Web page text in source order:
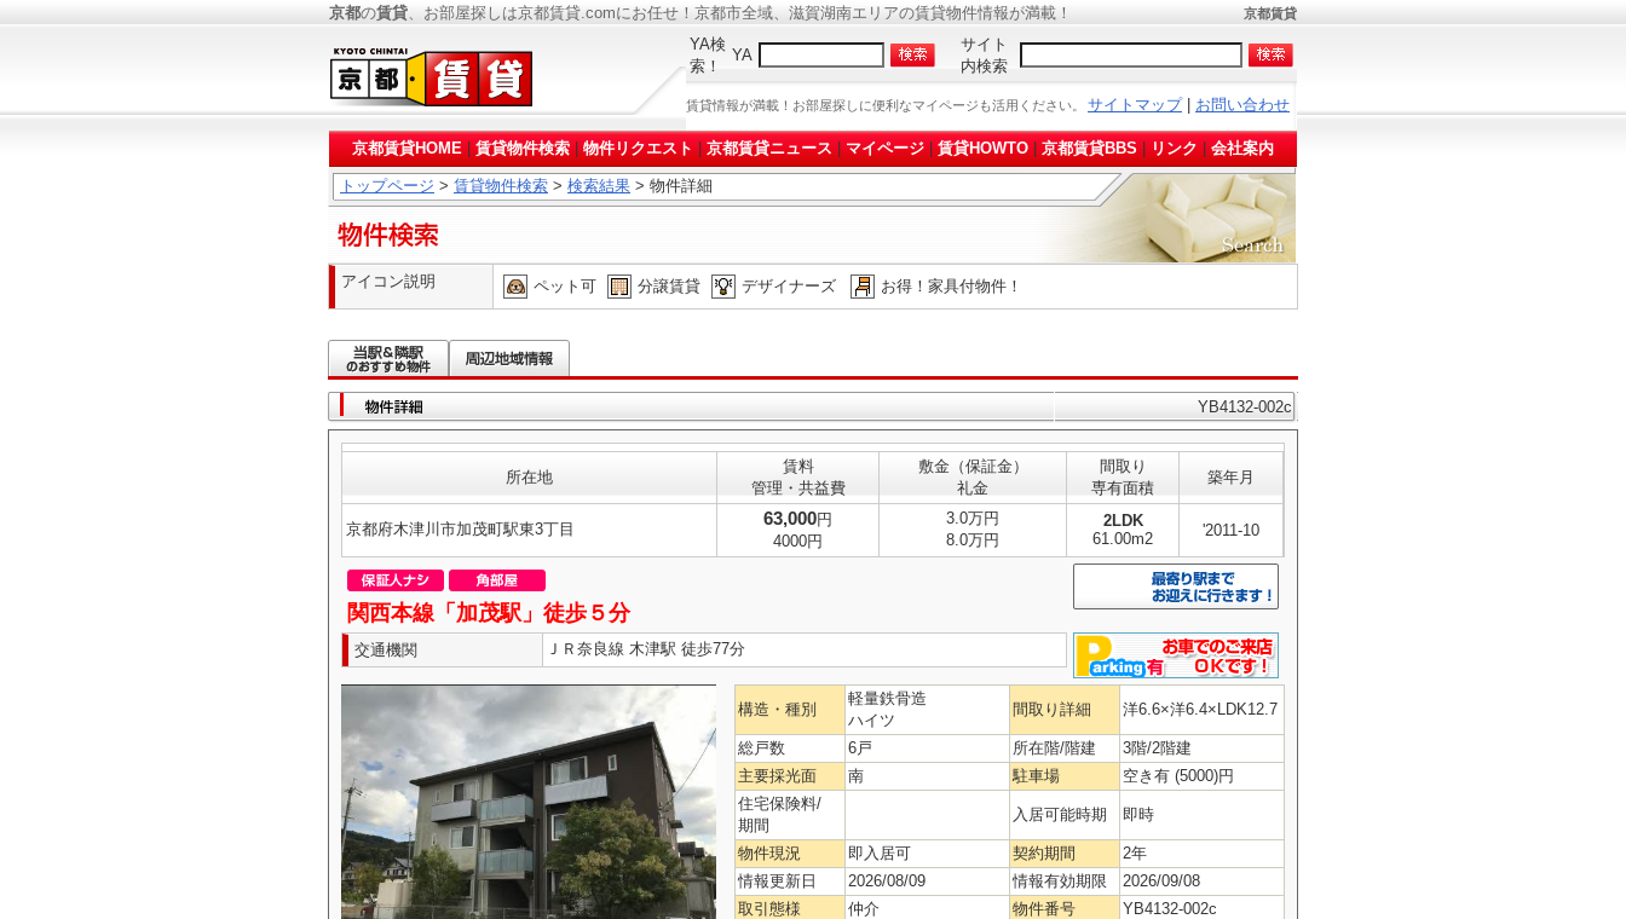
京都の賃貸、お部屋探しは京都賃貸.comにお任せ！京都市全域、滋賀湖南エリアの賃貸物件情報が満載！ 京都賃貸
YA検
索！
YA
サイト
内検索
賃貸情報が満載！お部屋探しに便利なマイページも活用ください。 サイトマップ| お問い合わせ
京都賃貸HOME 賃貸物件検索 物件リクエスト 京都賃貸ニュース マイページ 賃貸HOWTO 京都賃貸BBS リンク 会社案内
トップページ > 賃貸物件検索 > 検索結果 > 物件詳細
アイコン説明 ペット可 分譲賃貸 デザイナーズ お得！家具付物件！
YB4132-002c
所在地
賃料
管理・共益費
敷金（保証金）
礼金
間取り
専有面積
築年月
京都府木津川市加茂町駅東3丁目
63,000円
4000円
3.0万円
8.0万円
2LDK
61.00m2
'2011-10
関西本線「加茂駅」徒歩５分
交通機関 ＪＲ奈良線 木津駅 徒歩77分
構造・種別
軽量鉄骨造
ハイツ
間取り詳細 洋6.6×洋6.4×LDK12.7
総戸数 6戸 所在階/階建
3階/2階建
主要採光面
南 駐車場
空き有 (5000)円
住宅保険料/
期間
入居可能時期 即時
物件現況 即入居可 契約期間
2年
情報更新日
2026/08/09 情報有効期限
2026/09/08
取引態様
仲介 物件番号 YB4132-002c